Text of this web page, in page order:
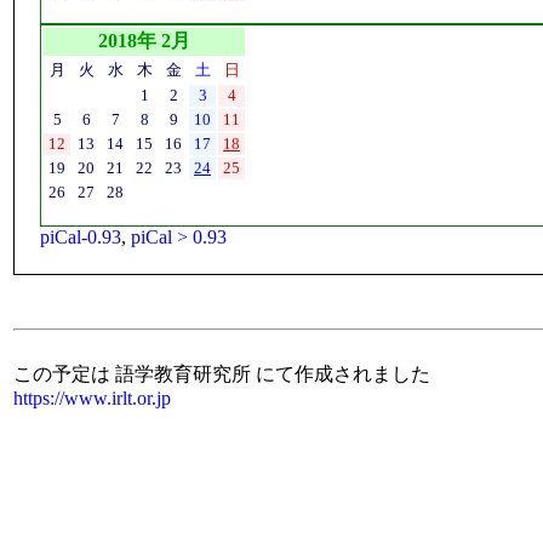
2018年 2月
月 火 水 木 金 土
日
1
2 3
4
5
6 7 8 9 10
11
12
13 14 15 16 17
18
19
20 21 22 23 24
25
26
27 28
piCal-0.93, piCal > 0.93
この予定は 語学教育研究所 にて作成されました
https://www.irlt.or.jp